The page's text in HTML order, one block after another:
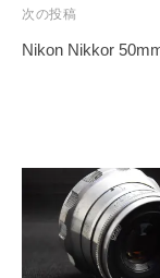
ゲ
ー
次の投稿
Nikon Nikkor